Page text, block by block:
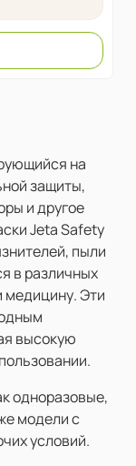
на
защиты,
и другое
Jeta Safety
пыли
в различных
Эти
высокую
одноразовые,
модели с
условий.